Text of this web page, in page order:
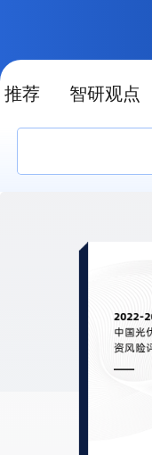
推荐 智研观点